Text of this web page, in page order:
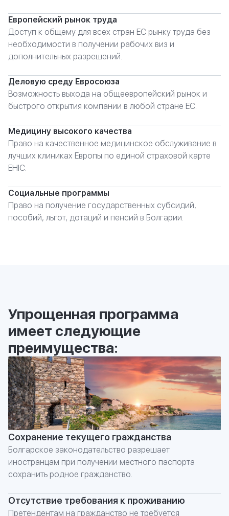
Европейский рынок труда
Доступ к общему для всех стран ЕС рынку труда без
необходимости в получении рабочих виз и
дополнительных разрешений.
Деловую среду Евросоюза
Возможность выхода на общеевропейский рынок и
быстрого открытия компании в любой стране ЕС.
Медицину высокого качества
Право на качественное медицинское обслуживание в
лучших клиниках Европы по единой страховой карте
EHIC.
Социальные программы
Право на получение государственных субсидий,
пособий, льгот, дотаций и пенсий в Болгарии.
Упрощенная программа
имеет следующие
преимущества:
Сохранение текущего гражданства
Болгарское законодательство разрешает
иностранцам при получении местного паспорта
сохранить родное гражданство.
Отсутствие требования к проживанию
Претендентам на гражданство не требуется